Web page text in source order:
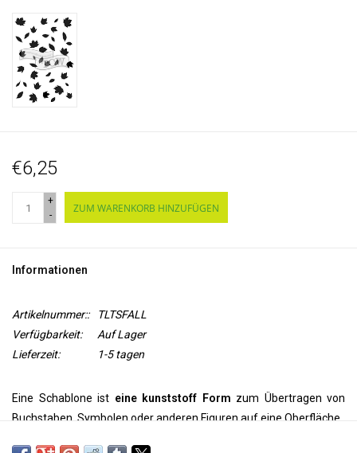
€6,25
+
-
ZUM WARENKORB HINZUFÜGEN
Informationen
Artikelnummer::
TLTSFALL
Verfügbarkeit:
Auf Lager
Lieferzeit:
1-5 tagen
Eine Schablone ist eine kunststoff Form zum Übertragen von
Buchstaben, Symbolen oder anderen Figuren auf eine Oberfläche.